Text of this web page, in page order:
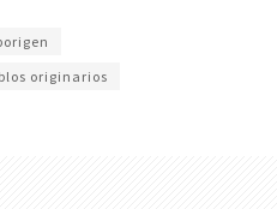
originarios